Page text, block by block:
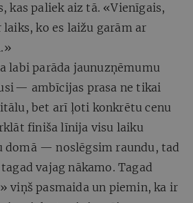
kas paliek aiz tā. «Vienīgais,
ko es laižu garām ar
labi parāda jaunuzņēmumu
— ambīcijas prasa ne tikai
bet arī ļoti konkrētu cenu
finiša līnija visu laiku
domā — noslēgsim raundu, tad
vajag nākamo. Tagad
viņš pasmaida un piemin, ka ir